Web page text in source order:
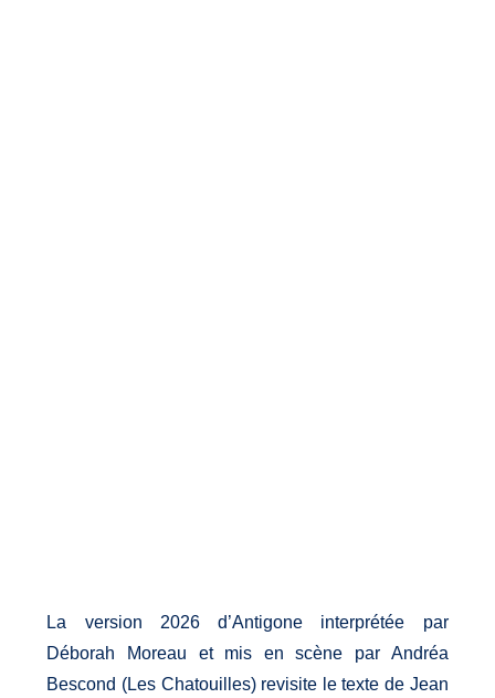
La version 2026 d’Antigone interprétée par
Déborah Moreau et mis en scène par Andréa
Bescond (Les Chatouilles) revisite le texte de Jean